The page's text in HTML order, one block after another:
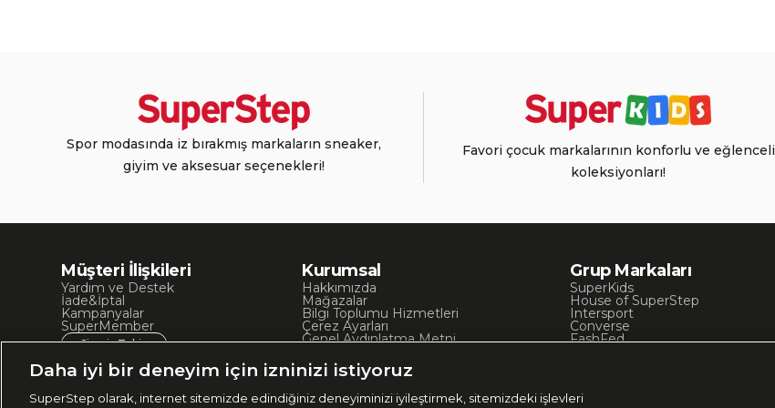
Spor modasında iz bırakmış markaların sneaker,
giyim ve aksesuar seçenekleri!
Favori çocuk markalarının konforlu ve eğlenceli
koleksiyonları!
Müşteri İlişkileri
Yardım ve Destek
İade&İptal
Kampanyalar
SuperMember
Sipariş Takip
Kurumsal
Hakkımızda
Mağazalar
Bilgi Toplumu Hizmetleri
Çerez Ayarları
Genel Aydınlatma Metni
Site Haritası
İşlem Rehberi
Grup Markaları
SuperKids
House of SuperStep
Intersport
Converse
FashFed
UNITED4
Daha iyi bir deneyim için izninizi istiyoruz
SuperStep olarak, internet sitemizde edindiğiniz deneyiminizi iyileştirmek, sitemizdeki işlevleri